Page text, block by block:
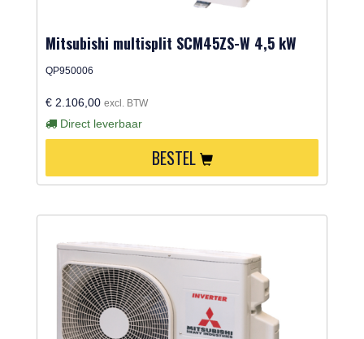
Mitsubishi multisplit SCM45ZS-W 4,5 kW
QP950006
€ 2.106,00 excl. BTW
Direct leverbaar
BESTEL